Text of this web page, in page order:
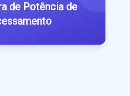
de Potência de